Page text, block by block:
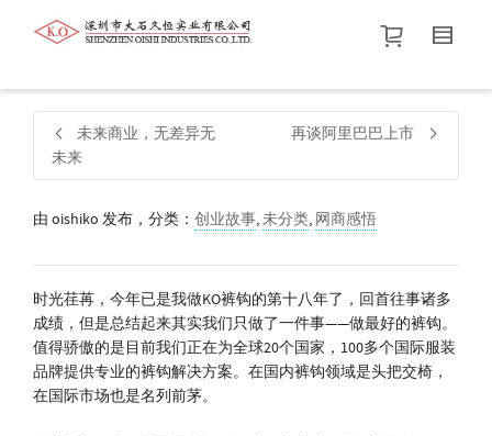
帮我查找新的衬衫尺码
价格介于
默认品牌.
未来商业，无差异无
未来
再谈阿里巴巴上市
由 oishiko 发布，分类： 创业故事,未分类, 网商感悟
时光荏苒，今年已是我做KO裤钩的第十八年了，回首往事诸多
成绩，但是总结起来其实我们只做了一件事——做最好的裤钩。
值得骄傲的是目前我们正在为全球20个国家，100多个国际服装
品牌提供专业的裤钩解决方案。在国内裤钩领域是头把交椅，
在国际市场也是名列前茅。